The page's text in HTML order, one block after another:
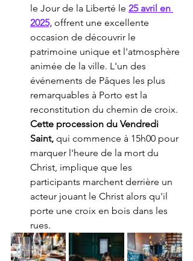
le Jour de la Liberté le 25 avril en
2025, offrent une excellente
occasion de découvrir le
patrimoine unique et l'atmosphère
animée de la ville. L'un des
événements de Pâques les plus
remarquables à Porto est la
reconstitution du chemin de croix.
Cette procession du Vendredi
Saint, qui commence à 15h00 pour
marquer l'heure de la mort du
Christ, implique que les
participants marchent derrière un
acteur jouant le Christ alors qu'il
porte une croix en bois dans les
rues.